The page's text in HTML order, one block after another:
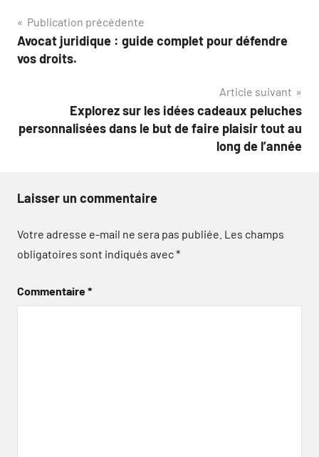
Navigation
de
Publication précédente
Avocat juridique : guide complet pour défendre
vos droits.
Article suivant
Explorez sur les idées cadeaux peluches
personnalisées dans le but de faire plaisir tout au
long de l’année
Laisser un commentaire
Votre adresse e-mail ne sera pas publiée. Les champs
obligatoires sont indiqués avec*
Commentaire*